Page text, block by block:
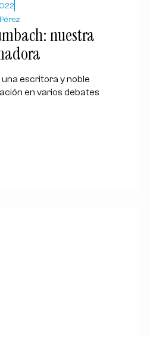
nuestra
escritora y noble
en varios debates